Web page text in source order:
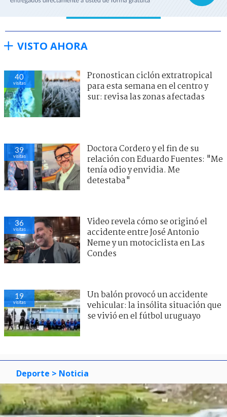
VISTO AHORA
40
visitas
Pronostican ciclón extratropical
para esta semana en el centro y
sur: revisa las zonas afectadas
39
visitas
Doctora Cordero y el fin de su
relación con Eduardo Fuentes: "Me
tenía odio y envidia. Me
detestaba"
36
visitas
Video revela cómo se originó el
accidente entre José Antonio
Neme y un motociclista en Las
Condes
19
visitas
Un balón provocó un accidente
vehicular: la insólita situación que
se vivió en el fútbol uruguayo
Deporte > Noticia